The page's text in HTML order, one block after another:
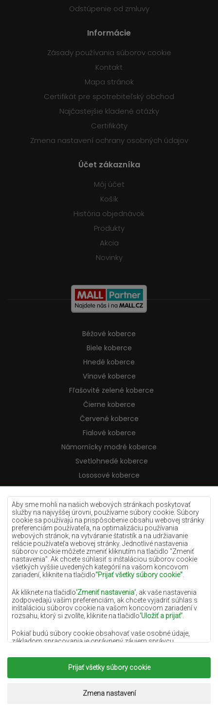
Aby sme mohli na našich webových stránkach poskytovať
služby na najvyššej úrovni, používame súbory cookie. Súbory
cookie sa používajú na prispôsobenie obsahu webovej stránky
preferenciám používateľa, na optimalizáciu používania
webových stránok, na vytváranie štatistík a na udržiavanie
relácie používateľa webovej stránky. Jednotlivé nastavenia
súborov cookie môžete zmeniť kliknutím na tlačidlo "Zmeniť
nastavenia". Ak chcete súhlasiť s inštaláciou súborov cookie
všetkých vyššie uvedených kategórií na vašom koncovom
zariadení, kliknite na tlačidlo"Prijať všetky súbory cookie"
Ak kliknete na tlačidlo'Zmeniť nastavenia' , ak vaše nastavenia
zodpovedajú vašim preferenciám, ak chcete vyjadriť súhlas s
inštaláciou súborov cookie na vašom koncovom zariadení v
rozsahu, ktorý si zvolíte, kliknite na tlačidlo'Uložiť a prijať'
Pokiaľ budú súbory cookie obsahovať vaše osobné údaje,
základom spracovania je oprávnený záujem správcu
podobe poskytovania vysokokvalitných služieb na našej
webovej stránke a marketingových aktivít správcu osobných
údajov a jeho dôveryhodných partnerov.
Viac informácií o súboroch cookie a spracovaní osobných
Prijať všetky súbory cookie
Zmena nastavení
Odstúpenie od zmluvy
Informácie
Zásady používania súborov cookie
Kontakt
Mapa stránok
Certifikát pre spotrebiteľský obchod
Najčastejšie kladené otázky
Certifikáty
Zmena nastavení ochrany osobných údajov
Účet zákazníka
Môj účet
Košík
História objednávok
Produkty
Akcia
Novinky
Béžové koberce
Biele koberce
Hnedé koberce
Vínové koberce
Fľašovité zelené koberce
Čierne koberce
Červené koberce
Fialové koberce
Námornícky modré koberce
Svetlohnedé koberce
Lososové koberce
Krémové koberce
Lilac koberce
Žlté koberce
Mätové koberce
Modré koberce
Oranžové koberce
Ružové koberce
Šedé koberce
Terakotové koberce
Zelené koberce
Zlaté koberce
Copyright 2022Koberce Chemex.Všetky práva
Realizácia:www.dimax.pl